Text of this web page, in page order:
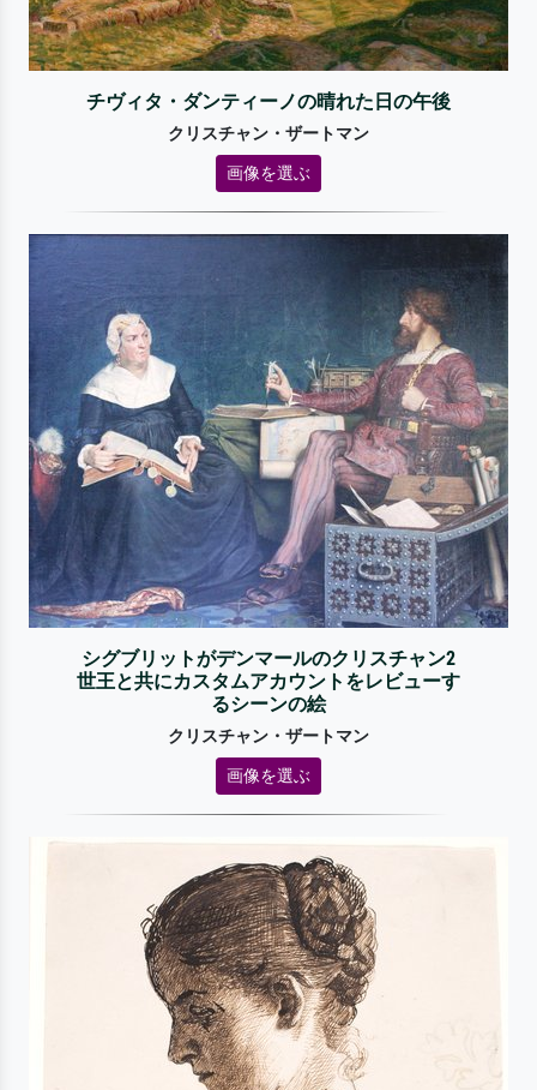
チヴィタ・ダンティーノの晴れた日の午後
クリスチャン・ザートマン
画像を選ぶ
シグブリットがデンマールのクリスチャン2
世王と共にカスタムアカウントをレビューす
るシーンの絵
クリスチャン・ザートマン
画像を選ぶ